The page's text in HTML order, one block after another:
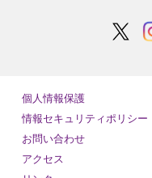
個人情報保護
情報セキュリティポリシー
お問い合わせ
アクセス